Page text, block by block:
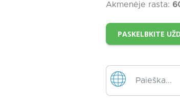
Akmenėje rasta:
PASKELBKITE